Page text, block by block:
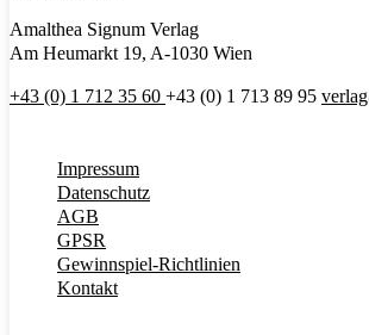
Amalthea Signum Verlag
Am Heumarkt 19, A-1030 Wien
+43 (0) 1 712 35 60 +43 (0) 1 713 89 95
Impressum
Datenschutz
AGB
GPSR
Gewinnspiel-Richtlinien
Kontakt